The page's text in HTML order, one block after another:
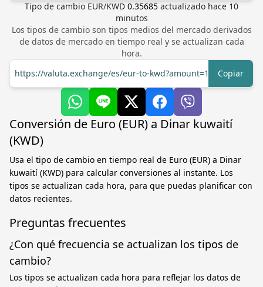
Tipo de cambio EUR/KWD 0.35685 actualizado hace 10
minutos
Los tipos de cambio son tipos medios del mercado derivados
de datos de mercado en tiempo real y se actualizan cada
hora.
https://valuta.exchange/es/eur-to-kwd?amount=1
Copiar
Conversión de Euro (EUR) a Dinar kuwaití
(KWD)
Usa el tipo de cambio en tiempo real de Euro (EUR) a Dinar
kuwaití (KWD) para calcular conversiones al instante. Los
tipos se actualizan cada hora, para que puedas planificar con
datos recientes.
Preguntas frecuentes
¿Con qué frecuencia se actualizan los tipos de
cambio?
Los tipos se actualizan cada hora para reflejar los datos de